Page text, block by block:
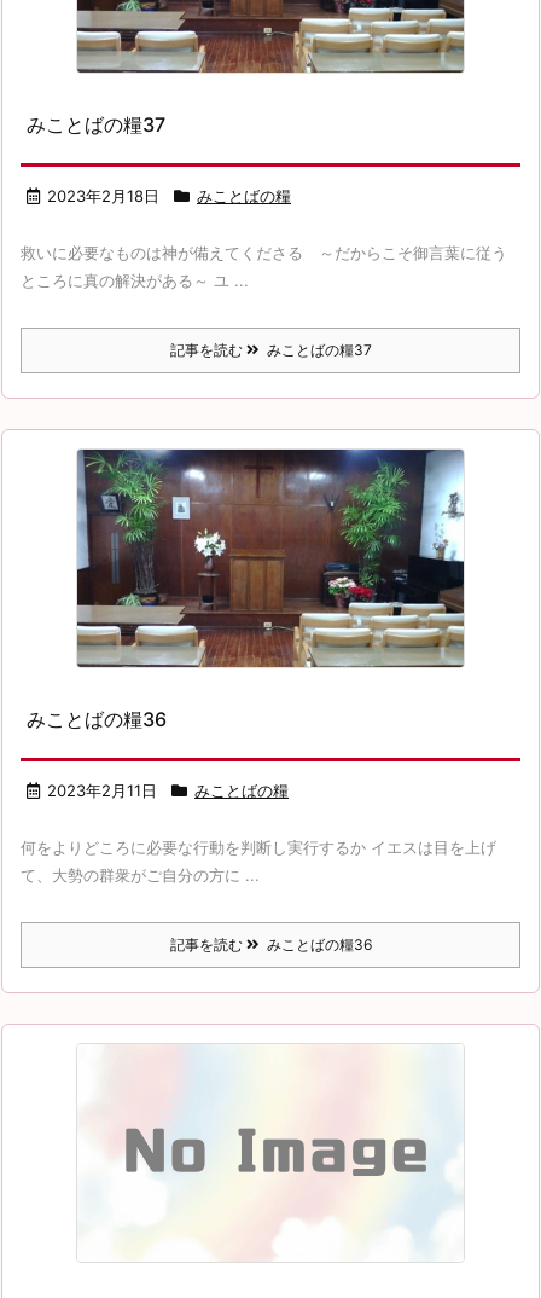
みことばの糧37
2023年2月18日 みことばの糧
救いに必要なものは神が備えてくださる ～だからこそ御言葉に従う
ところに真の解決がある～ ユ ...
記事を読む みことばの糧37
みことばの糧36
2023年2月11日 みことばの糧
何をよりどころに必要な行動を判断し実行するか イエスは目を上げ
て、大勢の群衆がご自分の方に ...
記事を読む みことばの糧36